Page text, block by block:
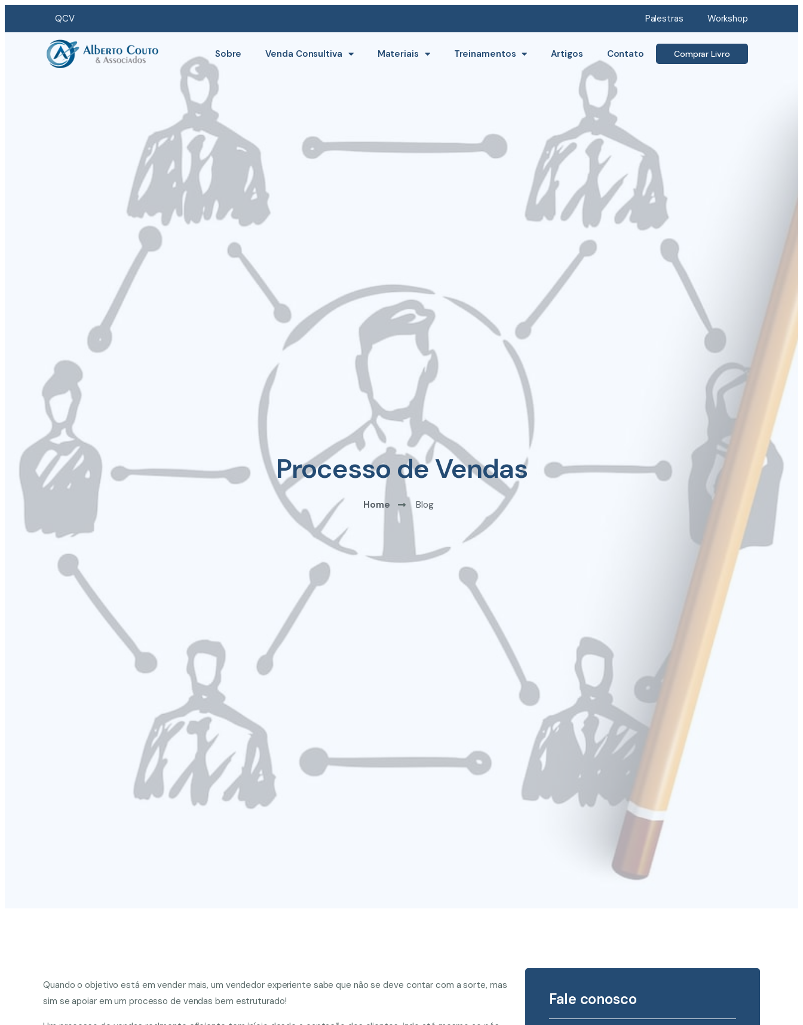
QCV Palestras Workshop
Sobre Venda Consultiva Materiais Treinamentos Artigos Contato Comprar Livro
Processo de Vendas
Home Blog
Quando o objetivo está em vender mais, um vendedor experiente sabe que não se deve contar com a sorte, mas
sim se apoiar em um processo de vendas bem estruturado!
Fale conosco